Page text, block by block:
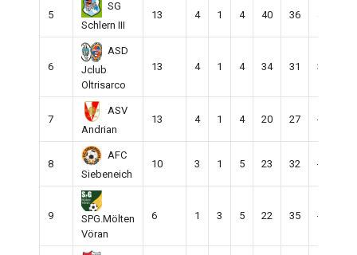
5
SG
Schlern III
13 4 1 4 40 36 4
6
ASD
Jclub
Oltrisarco
13 4 1 4 34 31 3
7
ASV
Andrian
13 4 1 4 20 27 -7
8
AFC
Siebeneich
10 3 1 5 23 32 -9
9
SPG.Mölten
Vöran
6 1 3 5 22 35 -13